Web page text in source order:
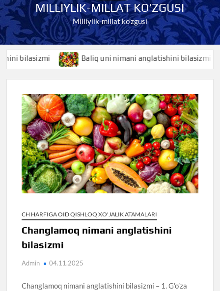
MILLIYLIK-MILLAT KO'ZGUSI
Milliylik-millat ko'zgusi
bilasizmi Baliq uni nimani anglatishini bilasizmi
CH HARFIGA OID QISHLOQ XO'JALIK ATAMALARI
Changlamoq nimani anglatishini
bilasizmi
Admin 04.11.2025
Changlamoq nimani anglatishini bilasizmi – 1. G’o’za